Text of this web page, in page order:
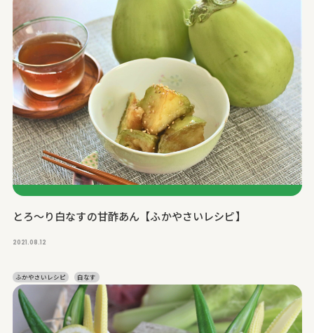
とろ～り白なすの甘酢あん【ふかやさいレシピ】
2021.08.12
ふかやさいレシピ 白なす